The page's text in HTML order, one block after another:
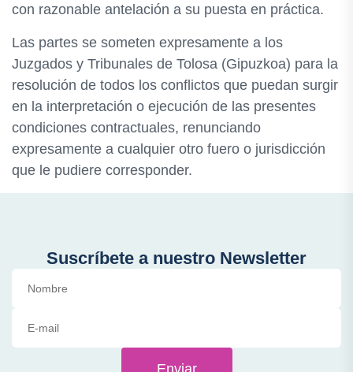
con razonable antelación a su puesta en práctica.
Las partes se someten expresamente a los
Juzgados y Tribunales de Tolosa (Gipuzkoa) para la
resolución de todos los conflictos que puedan surgir
en la interpretación o ejecución de las presentes
condiciones contractuales, renunciando
expresamente a cualquier otro fuero o jurisdicción
que le pudiere corresponder.
Suscríbete a nuestro Newsletter
Enviar